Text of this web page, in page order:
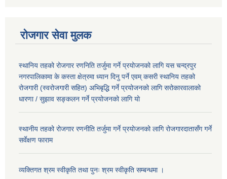
रोजगार सेवा मुलक
स्थानिय तहको रोजगार रणनिति तर्जुमा गर्ने प्रयोजनको लागि यस चन्द्रपुर
नगरपालिकामा के कस्ता क्षेत्रमा ध्यान दिनु पर्ने एवम् कसरी स्थानिय तहको
रोजगारी (स्वरोजगारी सहित) अभिबृद्धि गर्ने प्रयोजनको लागि सरोकारवालाको
धारणा / सुझाव सङ्कलन गर्ने प्रयोजनको लागि यो
स्थानीय तहको रोजगार रणनीति तर्जुमा गर्ने प्रयोजनको लागि रोजगारदातासँग गर्ने
सर्वेक्षण फाराम
व्यक्तिगत श्रम स्वीकृति तथा पुनः श्रम स्वीकृति सम्बन्धमा ।